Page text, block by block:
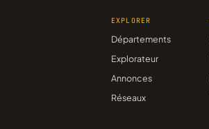
EXPLORER
Départements
Explorateur
Annonces
Réseaux